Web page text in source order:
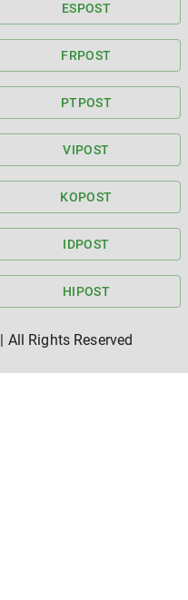
ESPOST
FRPOST
PTPOST
VIPOST
KOPOST
IDPOST
HIPOST
| All Rights Reserved